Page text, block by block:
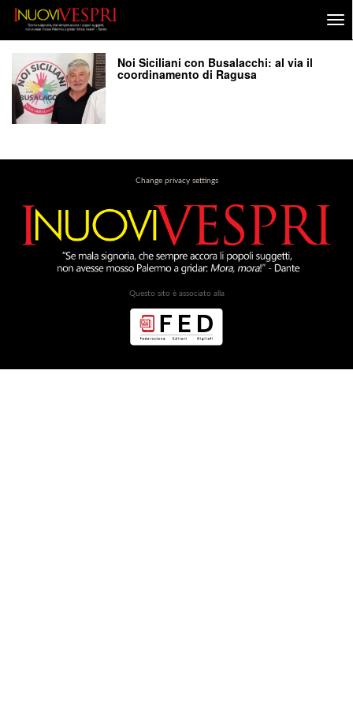
Noi Siciliani con Busalacchi: al via il
coordinamento di Ragusa
Change privacy settings
Questo sito è associato alla